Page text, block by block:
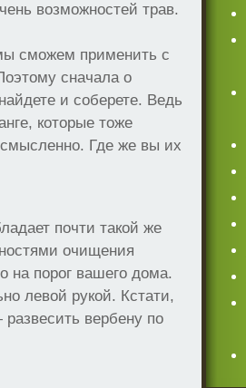
возможностей трав.
сможем применить с
сначала о
и соберете. Ведь
которые тоже
Где же вы их
почти такой же
очищения
на порог вашего дома.
левой рукой. Кстати,
вербену по